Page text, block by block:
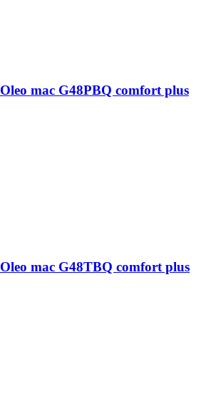
mac G48PBQ comfort plus
mac G48TBQ comfort plus